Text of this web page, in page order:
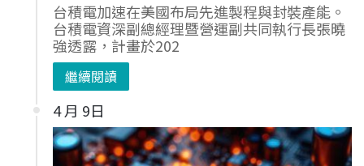
台積電加速在美國布局先進製程與封裝產能。
台積電資深副總經理暨營運副共同執行長張曉
強透露，計畫於202
繼續閱讀
4 月 9日